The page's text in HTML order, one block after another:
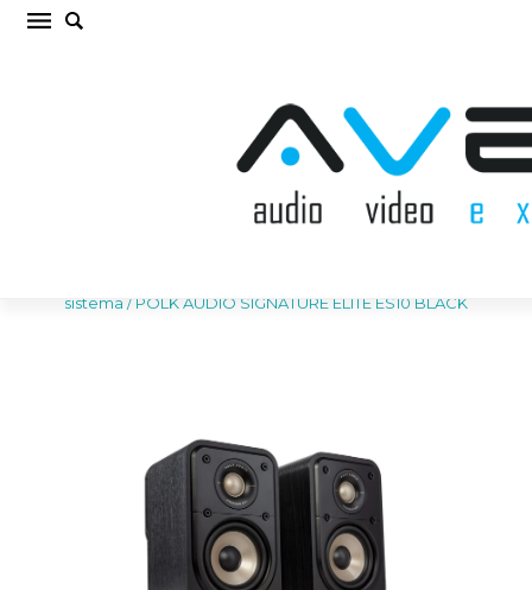
POLK AUDIO SIGNATURE ELITE ES10 BLACK
sistēma / POLK AUDIO SIGNATURE ELITE ES10 BLACK